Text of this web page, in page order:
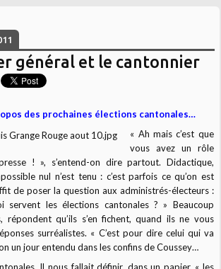
général et le cantonnier
des prochaines élections cantonales…
« Ah mais c’est que
vous avez un rôle
! », s’entend-on dire partout. Didactique,
nul n’est tenu : c’est parfois ce qu’on est
de poser la question aux administrés-électeurs :
servent les élections cantonales ? » Beaucoup
répondent qu’ils s’en fichent, quand ils ne vous
surréalistes. « C’est pour dire celui qui va
un jour entendu dans les confins de Coussey…